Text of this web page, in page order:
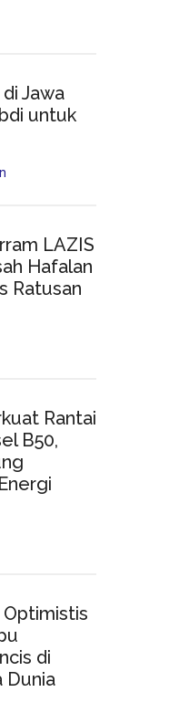
Jawa
untuk
LAZIS
Hafalan
Ratusan
Rantai
B50,
di
Dunia